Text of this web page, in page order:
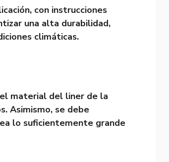
con instrucciones
una alta durabilidad,
climáticas.
material del liner de la
Asimismo, se debe
lo suficientemente grande